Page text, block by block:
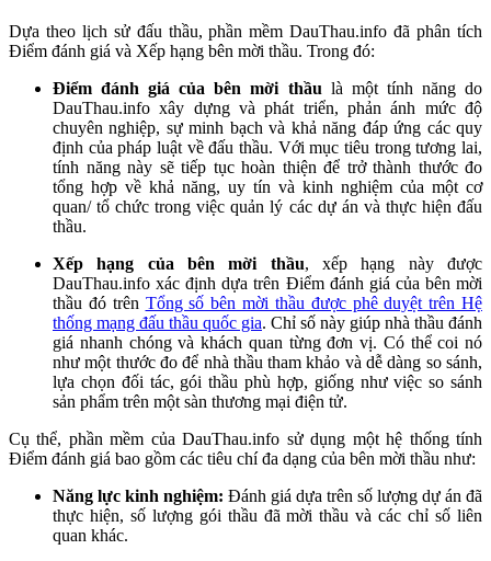
Dựa theo lịch sử đấu thầu, phần mềm DauThau.info đã phân tích
Điểm đánh giá và Xếp hạng bên mời thầu. Trong đó:
Điểm đánh giá của bên mời thầu là một tính năng do
DauThau.info xây dựng và phát triển, phản ánh mức độ
chuyên nghiệp, sự minh bạch và khả năng đáp ứng các quy
định của pháp luật về đấu thầu. Với mục tiêu trong tương lai,
tính năng này sẽ tiếp tục hoàn thiện để trở thành thước đo
tổng hợp về khả năng, uy tín và kinh nghiệm của một cơ
quan/ tổ chức trong việc quản lý các dự án và thực hiện đấu
thầu.
Xếp hạng của bên mời thầu, xếp hạng này được
DauThau.info xác định dựa trên Điểm đánh giá của bên mời
thầu đó trên Tổng số bên mời thầu được phê duyệt trên Hệ
thống mạng đấu thầu quốc gia. Chỉ số này giúp nhà thầu đánh
giá nhanh chóng và khách quan từng đơn vị. Có thể coi nó
như một thước đo để nhà thầu tham khảo và dễ dàng so sánh,
lựa chọn đối tác, gói thầu phù hợp, giống như việc so sánh
sản phẩm trên một sàn thương mại điện tử.
Cụ thể, phần mềm của DauThau.info sử dụng một hệ thống tính
Điểm đánh giá bao gồm các tiêu chí đa dạng của bên mời thầu như:
Năng lực kinh nghiệm: Đánh giá dựa trên số lượng dự án đã
thực hiện, số lượng gói thầu đã mời thầu và các chỉ số liên
quan khác.